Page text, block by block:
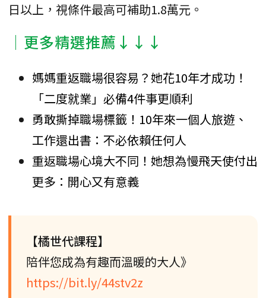
日以上，視條件最高可補助1.8萬元。
│更多精選推薦↓↓↓
媽媽重返職場很容易？她花10年才成功！
「二度就業」必備4件事更順利
勇敢撕掉職場標籤！10年來一個人旅遊、
工作還出書：不必依賴任何人
重返職場心境大不同！她想為慢飛天使付出
更多：開心又有意義
【橘世代課程】
陪伴您成為有趣而溫暖的大人》
https://bit.ly/44stv2z